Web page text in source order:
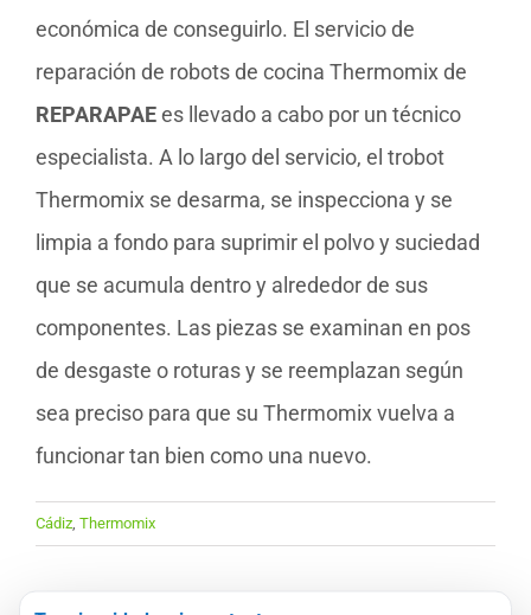
económica de conseguirlo. El servicio de
reparación de robots de cocina Thermomix de
REPARAPAEes llevado a cabo por un técnico
especialista. A lo largo del servicio, el trobot
Thermomix se desarma, se inspecciona y se
limpia a fondo para suprimir el polvo y suciedad
que se acumula dentro y alrededor de sus
componentes. Las piezas se examinan en pos
de desgaste o roturas y se reemplazan según
sea preciso para que su Thermomix vuelva a
funcionar tan bien como una nuevo.
Cádiz Thermomix